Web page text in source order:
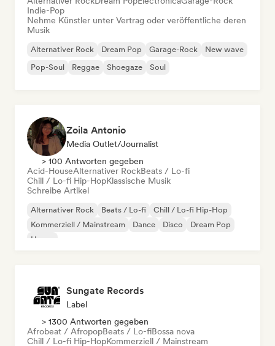
Indie-Pop
Nehme Künstler unter Vertrag oder veröffentliche deren
Musik
Alternativer Rock Dream Pop Garage-Rock
New wave
Pop-Soul
Reggae Shoegaze Soul
Zoila Antonio
Media Outlet/Journalist
> 100 Antworten gegeben
Acid-HouseAlternativer RockBeats / Lo-fi
Chill / Lo-fi Hip-HopKlassische Musik
Schreibe Artikel
Alternativer Rock Beats / Lo-fi
Chill / Lo-fi Hip-Hop
Kommerziell / Mainstream
Dance Disco
Dream Pop
House
Sungate Records
Label
> 1300 Antworten gegeben
Afrobeat / AfropopBeats / Lo-fiBossa nova
Chill / Lo-fi Hip-HopKommerziell / Mainstream